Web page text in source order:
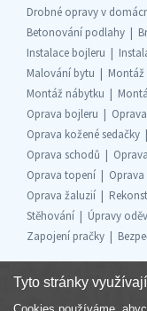
Drobné opravy v
Betonování podlahy
Instalace bojleru
Malování bytu
Montáž nábytku
Oprava bojleru
Oprava kožené sedačky
Oprava schodů
Oprava topení
Oprava žaluzií
Stěhování
Úpravy
Zapojení pračky
Tyto stránky